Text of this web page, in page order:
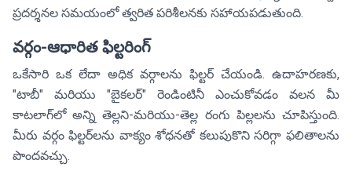
ప్రదర్శనల సమయంలో త్వరిత పరిశీలనకు సహాయపడుతుంది.
వర్గం-ఆధారిత ఫిల్టరింగ్
ఒకేసారి ఒక లేదా అధిక వర్గాలను ఫిల్టర్ చేయండి. ఉదాహరణకు,
"టాబీ" మరియు "బైకలర్" రెండింటినీ ఎంచుకోవడం వలన మీ
కాటలాగ్‌లో అన్ని తెల్లని-మరియు-తెల్ల రంగు పిల్లలను చూపిస్తుంది.
మీరు వర్గం ఫిల్టర్‌లను వాక్యం శోధనతో కలుపుకొని సరిగ్గా ఫలితాలను
పొందవచ్చు.